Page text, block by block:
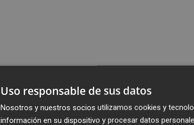
Uso responsable de sus datos
Nosotros y nuestros socios utilizamos cookies y
información en su dispositivo y procesar datos